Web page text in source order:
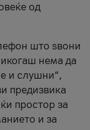
од
што ѕвони
нема да
и слушни“,
предизвика
простор за
и за